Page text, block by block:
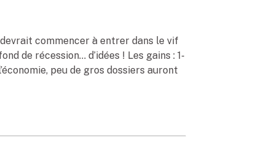
commencer à entrer dans le vif
de récession… d’idées ! Les gains : 1-
peu de gros dossiers auront